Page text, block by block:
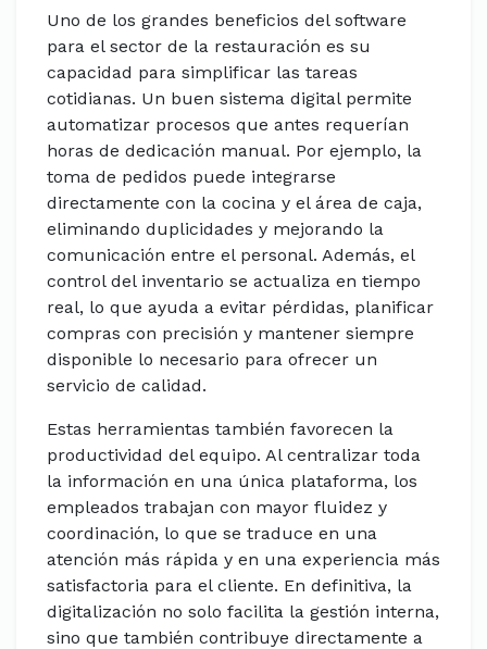
Uno de los grandes beneficios del software
para el sector de la restauración es su
capacidad para simplificar las tareas
cotidianas. Un buen sistema digital permite
automatizar procesos que antes requerían
horas de dedicación manual. Por ejemplo, la
toma de pedidos puede integrarse
directamente con la cocina y el área de caja,
eliminando duplicidades y mejorando la
comunicación entre el personal. Además, el
control del inventario se actualiza en tiempo
real, lo que ayuda a evitar pérdidas, planificar
compras con precisión y mantener siempre
disponible lo necesario para ofrecer un
servicio de calidad.
Estas herramientas también favorecen la
productividad del equipo. Al centralizar toda
la información en una única plataforma, los
empleados trabajan con mayor fluidez y
coordinación, lo que se traduce en una
atención más rápida y en una experiencia más
satisfactoria para el cliente. En definitiva, la
digitalización no solo facilita la gestión interna,
sino que también contribuye directamente a